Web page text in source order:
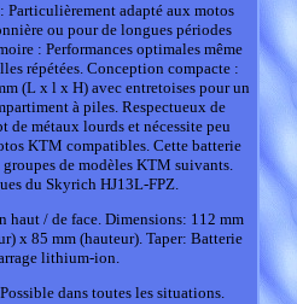
Particulièrement adapté aux motos
ou pour de longues périodes
: Performances optimales même
répétées. Conception compacte :
(L x l x H) avec entretoises pour un
à piles. Respectueux de
de métaux lourds et nécessite peu
KTM compatibles. Cette batterie
de modèles KTM suivants.
du Skyrich HJ13L-FPZ.
haut / de face. Dimensions: 112 mm
x 85 mm (hauteur). Taper: Batterie
lithium-ion.
dans toutes les situations.